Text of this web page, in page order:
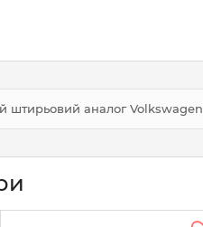
штирьовий аналог Volkswagen